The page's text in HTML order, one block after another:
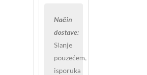
Način
dostave:
Slanje
pouzećem,
isporuka